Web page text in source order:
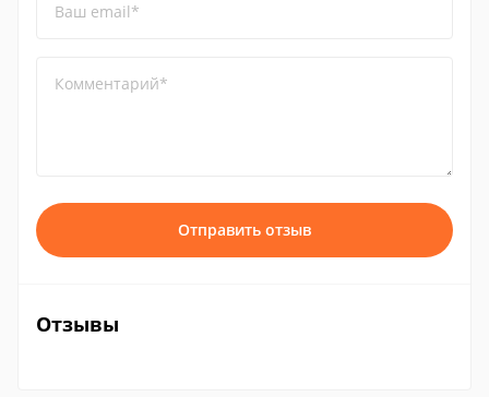
Ваш email*
Комментарий*
Отправить отзыв
Отзывы